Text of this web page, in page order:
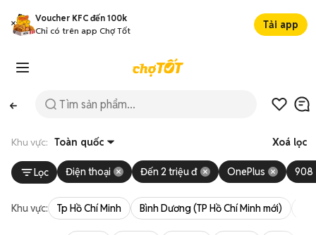
Voucher KFC đến 100k
Chỉ có trên app Chợ Tốt
Tải app
Khu vực: Toàn quốc Xoá lọc
Lọc Điện thoại Đến 2 triệu đ OnePlus 908
Khu vực: Tp Hồ Chí Minh Bình Dương (TP Hồ Chí Minh mới)